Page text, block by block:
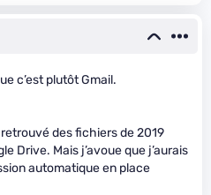
c’est plutôt Gmail.
des fichiers de 2019
Drive. Mais j’avoue que j’aurais
automatique en place